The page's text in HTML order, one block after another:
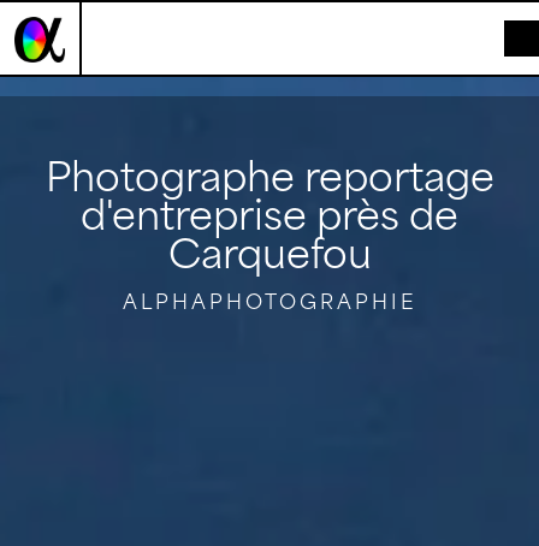
Photographe reportage
d'entreprise près de
Carquefou
ALPHAPHOTOGRAPHIE
Panneau de gestion des cookies